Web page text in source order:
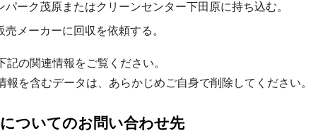
パーク茂原またはクリーンセンター下田原に持ち込む。
売メーカーに回収を依頼する。
記の関連情報をご覧ください。
報を含むデータは、あらかじめご自身で削除してください。
ついてのお問い合わせ先